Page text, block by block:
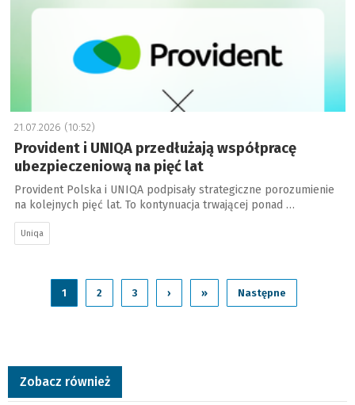
21.07.2026 (10:52)
Provident i UNIQA przedłużają współpracę
ubezpieczeniową na pięć lat
Provident Polska i UNIQA podpisały strategiczne porozumienie
na kolejnych pięć lat. To kontynuacja trwającej ponad …
Uniqa
1 2 3 › » Następne
Zobacz również